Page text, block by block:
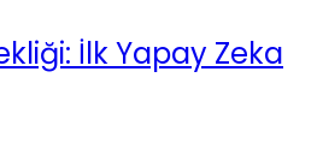
İlk Yapay Zeka